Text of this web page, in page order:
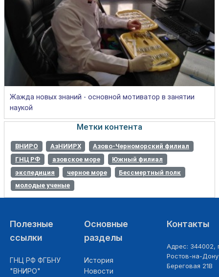
Жажда новых знаний - основной мотиватор в занятии
наукой
Метки контента
ВНИРО АзНИИРХ
Азово-Черноморский филиал
ГНЦ РФ
азовское море
Южный филиал
экспедиция
черное море
Бессмертный полк
молодые ученые
Полезные
ссылки
ГНЦ РФ ФГБНУ
"ВНИРО"
Основные
разделы
История
Новости
Контакты
Адрес: 344002,
Ростов-на-
Береговая 21В